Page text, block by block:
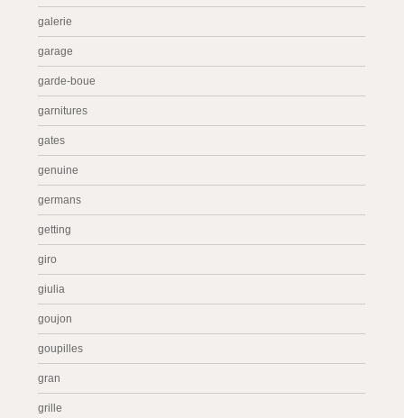
galerie
garage
garde-boue
garnitures
gates
genuine
germans
getting
giro
giulia
goujon
goupilles
gran
grille